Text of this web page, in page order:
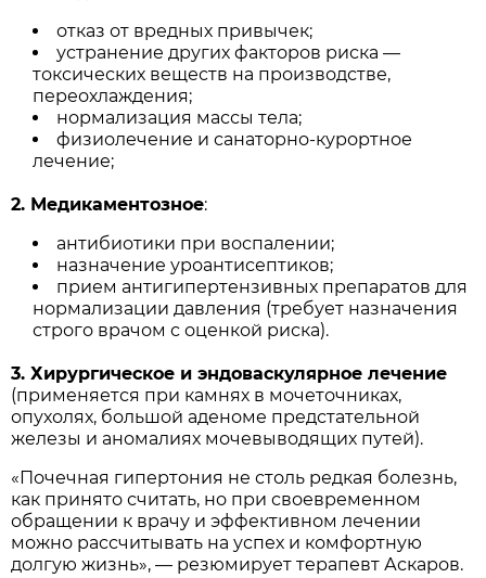
отказ от вредных привычек;
устранение других факторов риска —
токсических веществ на производстве,
переохлаждения;
нормализация массы тела;
физиолечение и санаторно-курортное
лечение;
2. Медикаментозное:
антибиотики при воспалении;
назначение уроантисептиков;
прием антигипертензивных препаратов для
нормализации давления (требует назначения
строго врачом с оценкой риска).
3. Хирургическое и эндоваскулярное лечение
(применяется при камнях в мочеточниках,
опухолях, большой аденоме предстательной
железы и аномалиях мочевыводящих путей).
«Почечная гипертония не столь редкая болезнь,
как принято считать, но при своевременном
обращении к врачу и эффективном лечении
можно рассчитывать на успех и комфортную
долгую жизнь», — резюмирует терапевт Аскаров.